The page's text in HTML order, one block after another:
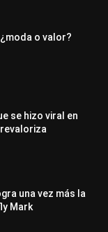
o valor?
se hizo viral en
una vez más la
Mark